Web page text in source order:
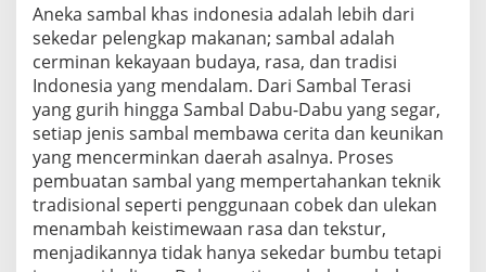
Aneka sambal khas indonesia adalah lebih dari
sekedar pelengkap makanan; sambal adalah
cerminan kekayaan budaya, rasa, dan tradisi
Indonesia yang mendalam. Dari Sambal Terasi
yang gurih hingga Sambal Dabu-Dabu yang segar,
setiap jenis sambal membawa cerita dan keunikan
yang mencerminkan daerah asalnya. Proses
pembuatan sambal yang mempertahankan teknik
tradisional seperti penggunaan cobek dan ulekan
menambah keistimewaan rasa dan tekstur,
menjadikannya tidak hanya sekedar bumbu tetapi